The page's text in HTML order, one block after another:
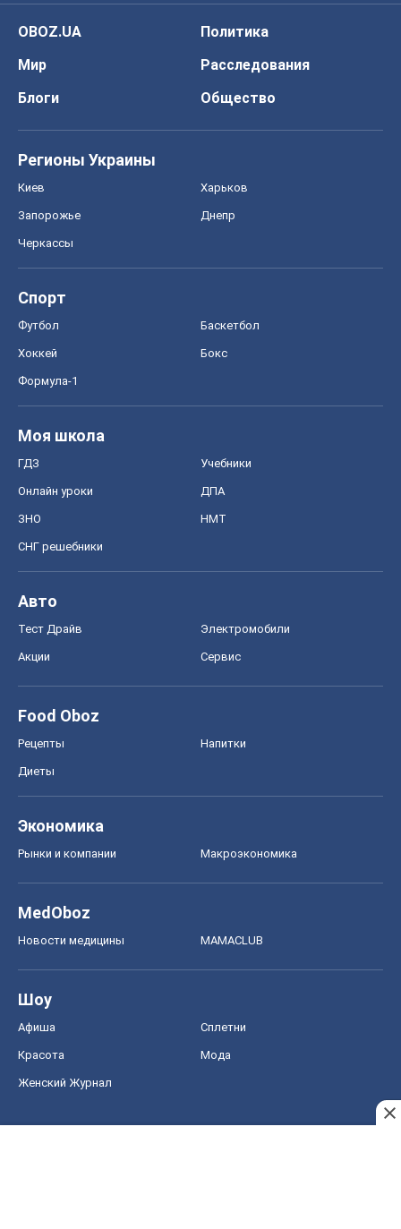
OBOZ.UA
Политика
Мир
Расследования
Блоги
Общество
Регионы Украины
Киев Харьков
Запорожье Днепр
Черкассы
Спорт
Футбол Баскетбол
Хоккей Бокс
Формула-1
Моя школа
ГДЗ Учебники
Онлайн уроки ДПА
ЗНО НМТ
СНГ решебники
Авто
Тест Драйв Электромобили
Акции Сервис
Food Oboz
Рецепты Напитки
Диеты
Экономика
Рынки и компании Mакроэкономика
MedOboz
Новости медицины MAMACLUB
Шоу
Афиша Сплетни
Красота Мода
Женский Журнал